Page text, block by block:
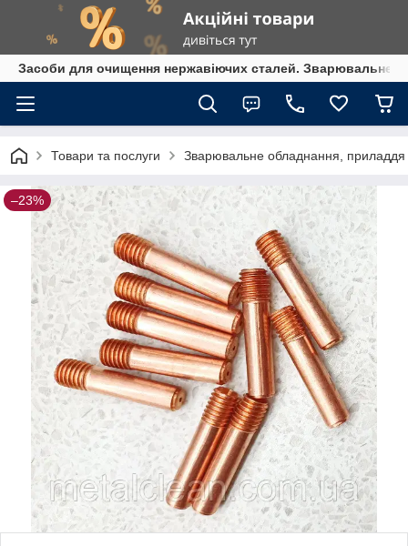
Засоби для очищення нержавіючих сталей. Зварювальне
Товари та послуги Зварювальне обладнання, приладдя
–23%